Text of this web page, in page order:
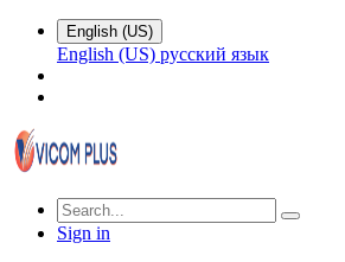
English (US)
English (US) русский язык
Sign in